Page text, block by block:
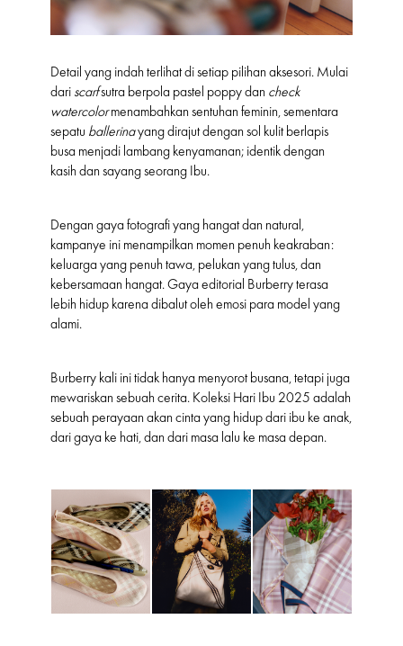
Detail yang indah terlihat di setiap pilihan aksesori. Mulai
dari scarfsutra berpola pastel poppydan check
watercolor menambahkan sentuhan feminin, sementara
sepatu ballerinayang dirajut dengan sol kulit berlapis
busa menjadi lambang kenyamanan; identik dengan
kasih dan sayang seorang Ibu.
Dengan gaya fotografi yang hangat dan natural,
kampanye ini menampilkan momen penuh keakraban:
keluarga yang penuh tawa, pelukan yang tulus, dan
kebersamaan hangat. Gaya editorial Burberry terasa
lebih hidup karena dibalut oleh emosi para model yang
alami.
Burberry kali ini tidak hanya menyorot busana, tetapi juga
mewariskan sebuah cerita. Koleksi Hari Ibu 2025 adalah
sebuah perayaan akan cinta yang hidup dari ibu ke anak,
dari gaya ke hati, dan dari masa lalu ke masa depan.